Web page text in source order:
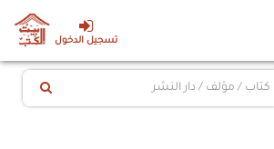
تسجيل الدخول